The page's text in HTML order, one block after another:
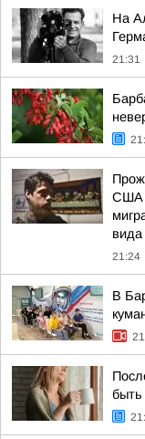
На
21:31
США
вида
21:24
В
быть